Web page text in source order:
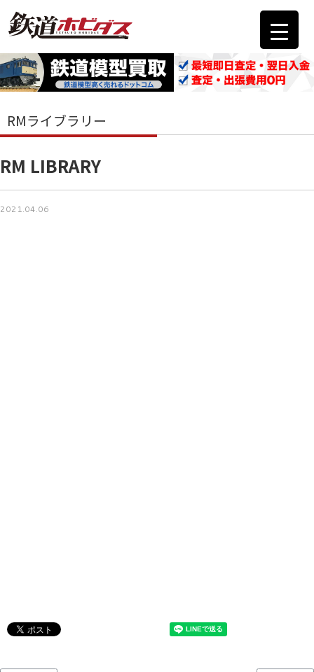
RMライブラリー
RM LIBRARY
2021.04.06